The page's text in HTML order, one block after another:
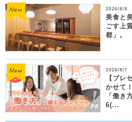
2026/8/8
美食と
ごす上
都」。
2026/8/7
【プレ
かせて
「働き
6(...